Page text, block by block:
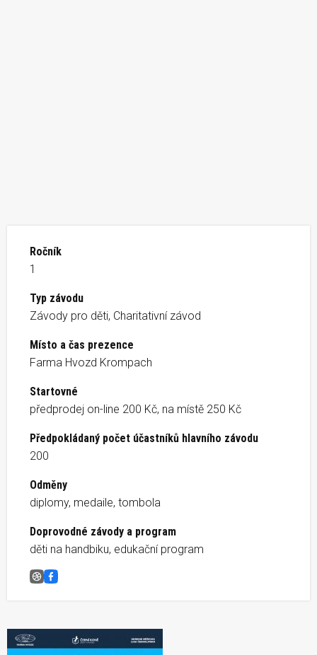
Ročník
1
Typ závodu
Závody pro děti, Charitativní závod
Místo a čas prezence
Farma Hvozd Krompach
Startovné
předprodej on-line 200 Kč, na místě 250 Kč
Předpokládaný počet účastníků hlavního závodu
200
Odměny
diplomy, medaile, tombola
Doprovodné závody a program
děti na handbiku, edukační program
2. Charitativní běžecký závod Hvozd
Facebook